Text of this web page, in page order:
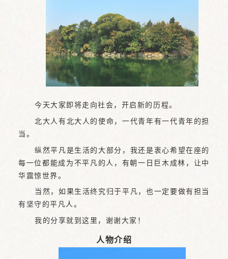
今天大家即将走向社会，开启新的历程。
北大人有北大人的使命，一代青年有一代青年的担
当。
纵然平凡是生活的大部分，我还是衷心希望在座的
每一位都能成为不平凡的人，有朝一日巨木成林，让中
华震惊世界。
当然，如果生活终究归于平凡，也一定要做有担当
有坚守的平凡人。
我的分享就到这里，谢谢大家！
人物介绍